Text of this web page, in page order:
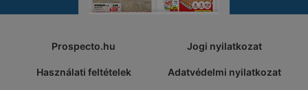
Prospecto.hu Jogi nyilatkozat
Használati feltételek Adatvédelmi nyilatkozat